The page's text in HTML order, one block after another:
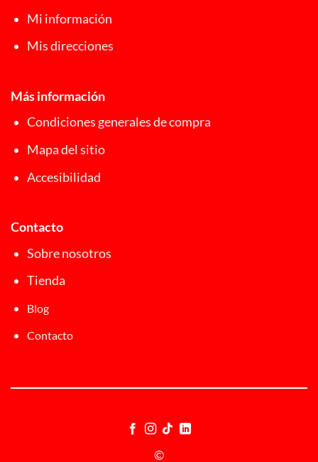
Mi información
Mis direcciones
Más información
Condiciones generales de compra
Mapa del sitio
Accesibilidad
Contacto
Sobre nosotros
Tienda
Blog
Contacto
©